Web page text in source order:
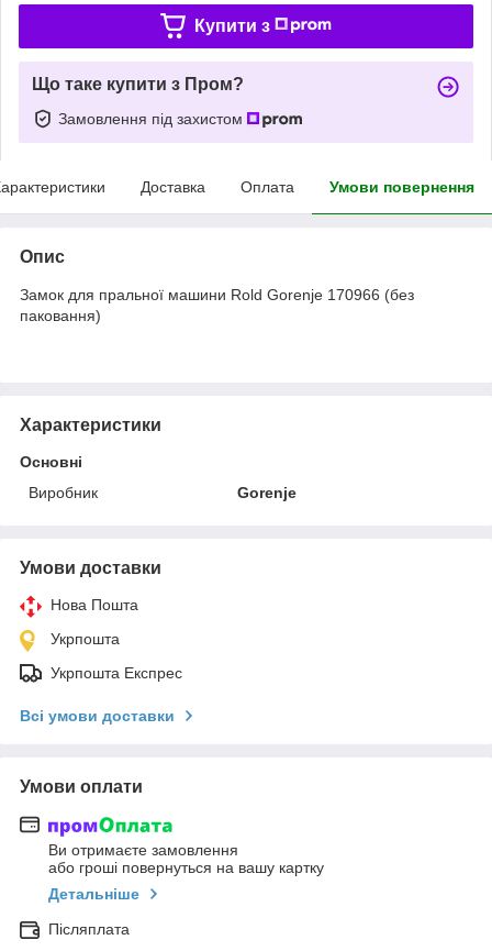
Купити з
Що таке купити з Пром?
Замовлення під захистом
Доставка Оплата Умови повернення
Опис
Замок для пральної машини Rold Gorenje 170966 (без
паковання)
Характеристики
Основні
Виробник
Gorenje
Умови доставки
Нова Пошта
Укрпошта
Укрпошта Експрес
Всі умови доставки
Умови оплати
Ви отримаєте замовлення
або гроші повернуться на вашу картку
Детальніше
Післяплата